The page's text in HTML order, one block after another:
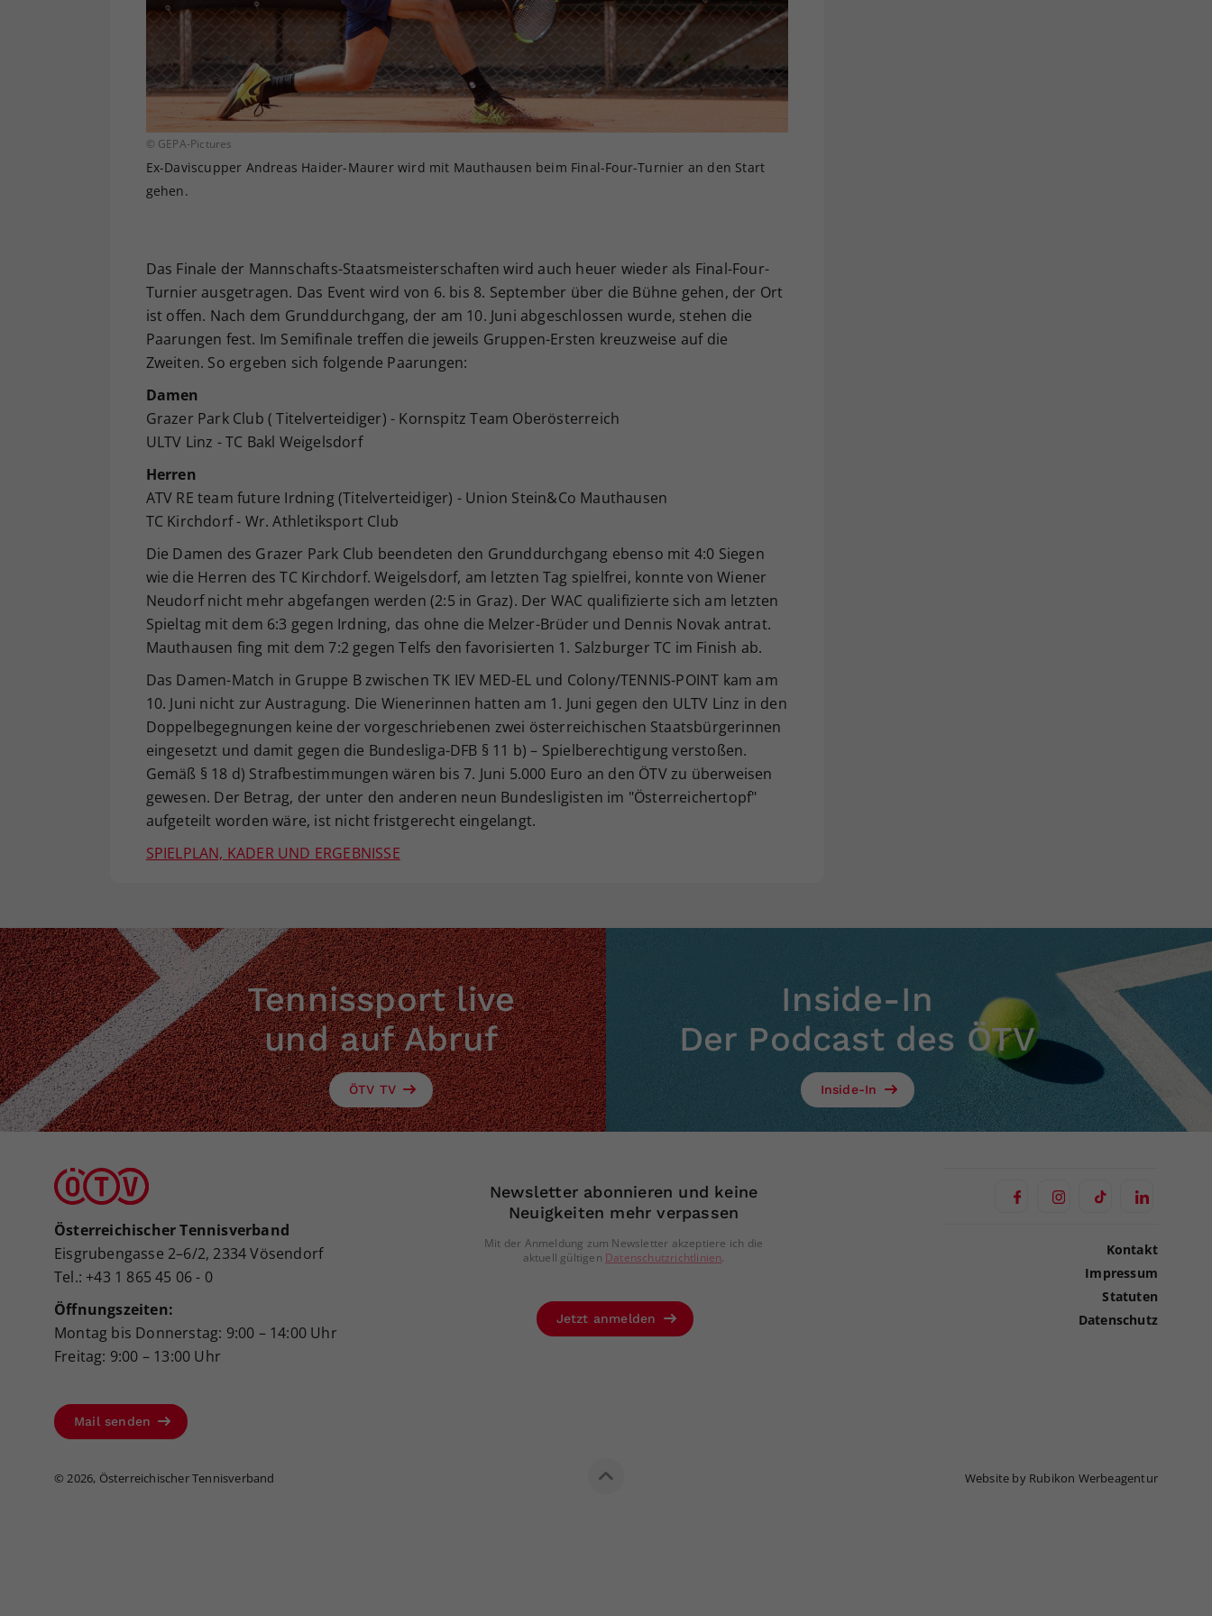
© GEPA-Pictures
Ex-Daviscupper Andreas Haider-Maurer wird mit Mauthausen beim Final-Four-Turnier an den Start
gehen.
Das Finale der Mannschafts-Staatsmeisterschaften wird auch heuer wieder als Final-Four-
Turnier ausgetragen. Das Event wird von 6. bis 8. September über die Bühne gehen, der Ort
ist offen. Nach dem Grunddurchgang, der am 10. Juni abgeschlossen wurde, stehen die
Paarungen fest. Im Semifinale treffen die jeweils Gruppen-Ersten kreuzweise auf die
Zweiten. So ergeben sich folgende Paarungen:
Damen
Grazer Park Club ( Titelverteidiger) - Kornspitz Team Oberösterreich
ULTV Linz - TC Bakl Weigelsdorf
Herren
ATV RE team future Irdning (Titelverteidiger) - Union Stein&Co Mauthausen
TC Kirchdorf - Wr. Athletiksport Club
Die Damen des Grazer Park Club beendeten den Grunddurchgang ebenso mit 4:0 Siegen
wie die Herren des TC Kirchdorf. Weigelsdorf, am letzten Tag spielfrei, konnte von Wiener
Neudorf nicht mehr abgefangen werden (2:5 in Graz). Der WAC qualifizierte sich am letzten
Spieltag mit dem 6:3 gegen Irdning, das ohne die Melzer-Brüder und Dennis Novak antrat.
Mauthausen fing mit dem 7:2 gegen Telfs den favorisierten 1. Salzburger TC im Finish ab.
Das Damen-Match in Gruppe B zwischen TK IEV MED-EL und Colony/TENNIS-POINT kam am
10. Juni nicht zur Austragung. Die Wienerinnen hatten am 1. Juni gegen den ULTV Linz in den
Doppelbegegnungen keine der vorgeschriebenen zwei österreichischen Staatsbürgerinnen
eingesetzt und damit gegen die Bundesliga-DFB § 11 b) – Spielberechtigung verstoßen.
Gemäß § 18 d) Strafbestimmungen wären bis 7. Juni 5.000 Euro an den ÖTV zu überweisen
gewesen. Der Betrag, der unter den anderen neun Bundesligisten im "Österreichertopf"
aufgeteilt worden wäre, ist nicht fristgerecht eingelangt.
SPIELPLAN, KADER UND ERGEBNISSE
Tennissport live
und auf Abruf
ÖTV TV
Inside-In
Der Podcast des ÖTV
Inside-In
Österreichischer Tennisverband
Eisgrubengasse 2–6/2, 2334 Vösendorf
Tel.: +43 1 865 45 06 - 0
Öffnungszeiten:
Montag bis Donnerstag: 9:00 – 14:00 Uhr
Freitag: 9:00 – 13:00 Uhr
Mail senden
Newsletter abonnieren und keine
Neuigkeiten mehr verpassen
Mit der Anmeldung zum Newsletter akzeptiere ich die
aktuell gültigen Datenschutzrichtlinien.
Jetzt anmelden
Kontakt
Impressum
Statuten
Datenschutz
©2026, Österreichischer Tennisverband Website by Rubikon Werbeagentur
Ihrer vorgenommen Einstellungen, falls der
Webseiten-Betreiber dies eingestellt hat.